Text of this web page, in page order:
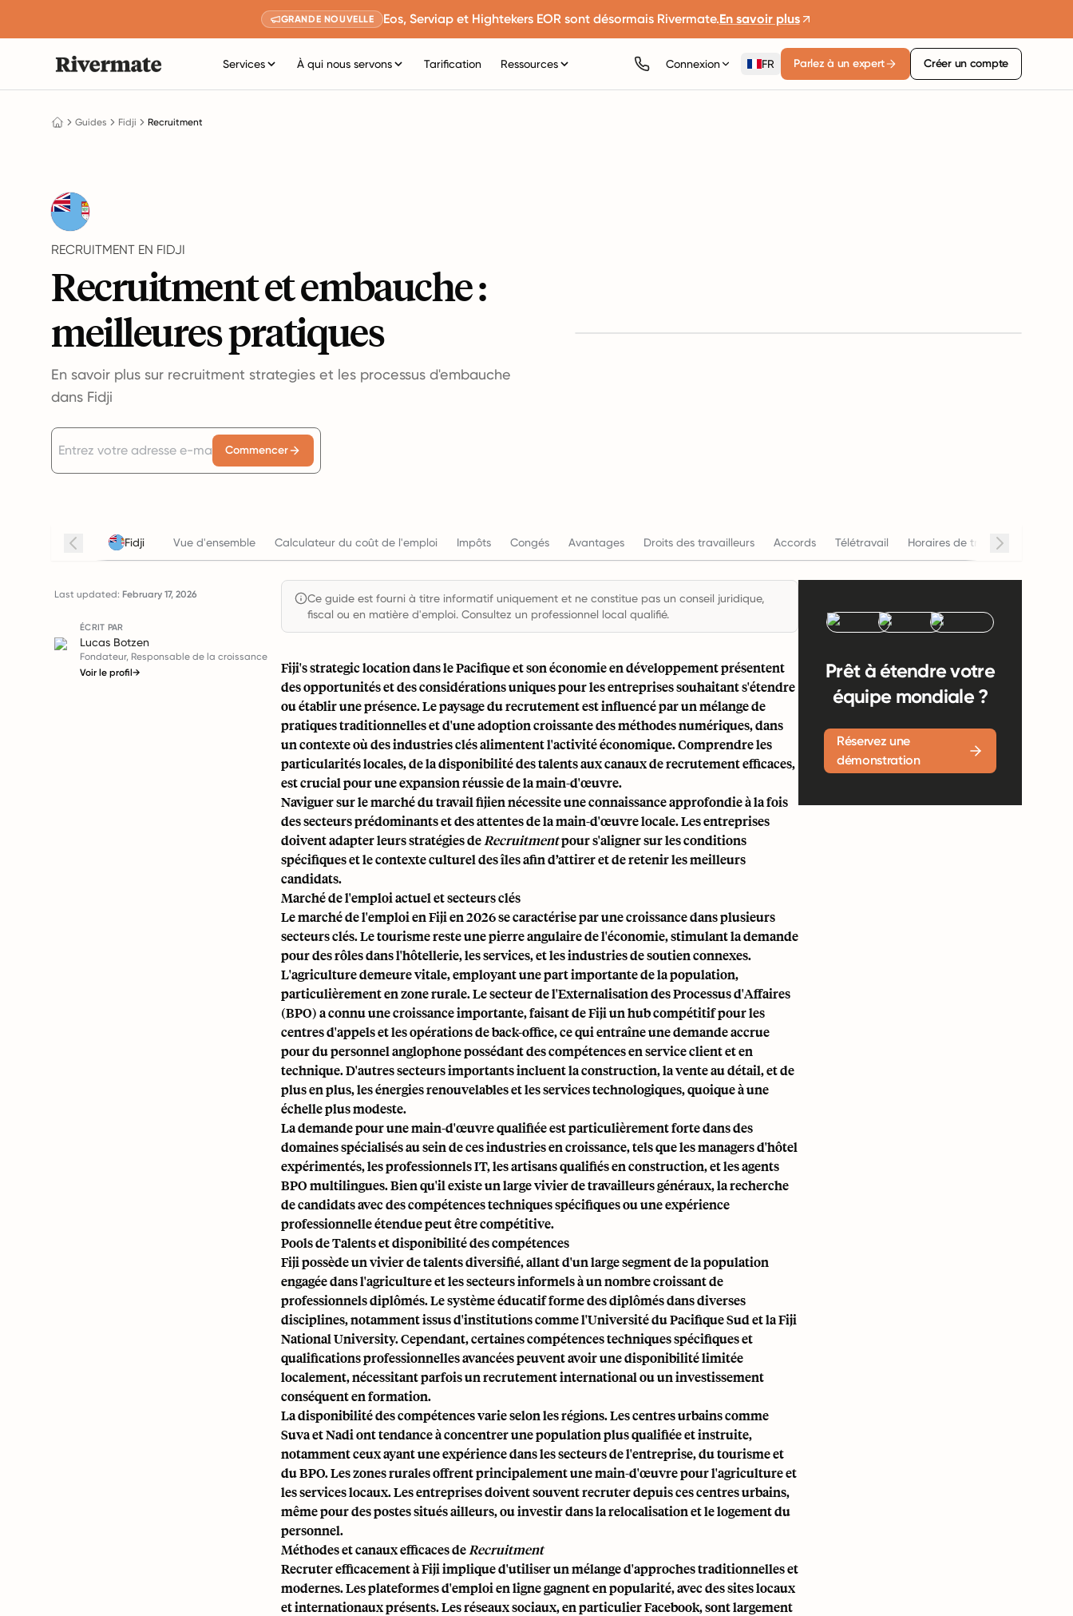
GRANDE NOUVELLE Eos, Serviap et Hightekers EOR sont désormais Rivermate.En savoir plus
Services À qui nous servons Tarification Ressources Connexion FR Parlez à un expert Créer un compte
Guides Fidji Recruitment
RECRUITMENT EN FIDJI
Recruitment et embauche :
meilleures pratiques
En savoir plus sur recruitment strategies et les processus d'embauche
dans Fidji
Commencer
Fidji Vue d'ensemble Calculateur du coût de l'emploi Impôts Congés Avantages Droits des travailleurs Accords Télétravail Horaires de travail
Last updated: February 17, 2026
ÉCRIT PAR
Lucas Botzen
Fondateur, Responsable de la croissance
Voir le profil→
Ce guide est fourni à titre informatif uniquement et ne constitue pas un conseil juridique,
fiscal ou en matière d'emploi. Consultez un professionnel local qualifié.
Fiji's strategic location dans le Pacifique et son économie en développement présentent
des opportunités et des considérations uniques pour les entreprises souhaitant s'étendre
ou établir une présence. Le paysage du recrutement est influencé par un mélange de
pratiques traditionnelles et d'une adoption croissante des méthodes numériques, dans
un contexte où des industries clés alimentent l'activité économique. Comprendre les
particularités locales, de la disponibilité des talents aux canaux de recrutement efficaces,
est crucial pour une expansion réussie de la main-d'œuvre.
Naviguer sur le marché du travail fijien nécessite une connaissance approfondie à la fois
des secteurs prédominants et des attentes de la main-d'œuvre locale. Les entreprises
doivent adapter leurs stratégies de Recruitmentpour s'aligner sur les conditions
spécifiques et le contexte culturel des îles afin d’attirer et de retenir les meilleurs
candidats.
Marché de l'emploi actuel et secteurs clés
Le marché de l'emploi en Fiji en 2026 se caractérise par une croissance dans plusieurs
secteurs clés. Le tourisme reste une pierre angulaire de l'économie, stimulant la demande
pour des rôles dans l'hôtellerie, les services, et les industries de soutien connexes.
L'agriculture demeure vitale, employant une part importante de la population,
particulièrement en zone rurale. Le secteur de l'Externalisation des Processus d'Affaires
(BPO) a connu une croissance importante, faisant de Fiji un hub compétitif pour les
centres d'appels et les opérations de back-office, ce qui entraîne une demande accrue
pour du personnel anglophone possédant des compétences en service client et en
technique. D'autres secteurs importants incluent la construction, la vente au détail, et de
plus en plus, les énergies renouvelables et les services technologiques, quoique à une
échelle plus modeste.
La demande pour une main-d'œuvre qualifiée est particulièrement forte dans des
domaines spécialisés au sein de ces industries en croissance, tels que les managers d'hôtel
expérimentés, les professionnels IT, les artisans qualifiés en construction, et les agents
BPO multilingues. Bien qu'il existe un large vivier de travailleurs généraux, la recherche
de candidats avec des compétences techniques spécifiques ou une expérience
professionnelle étendue peut être compétitive.
Pools de Talents et disponibilité des compétences
Fiji possède un vivier de talents diversifié, allant d'un large segment de la population
engagée dans l'agriculture et les secteurs informels à un nombre croissant de
professionnels diplômés. Le système éducatif forme des diplômés dans diverses
disciplines, notamment issus d'institutions comme l'Université du Pacifique Sud et la Fiji
National University. Cependant, certaines compétences techniques spécifiques et
qualifications professionnelles avancées peuvent avoir une disponibilité limitée
localement, nécessitant parfois un recrutement international ou un investissement
conséquent en formation.
La disponibilité des compétences varie selon les régions. Les centres urbains comme
Suva et Nadi ont tendance à concentrer une population plus qualifiée et instruite,
notamment ceux ayant une expérience dans les secteurs de l'entreprise, du tourisme et
du BPO. Les zones rurales offrent principalement une main-d'œuvre pour l'agriculture et
les services locaux. Les entreprises doivent souvent recruter depuis ces centres urbains,
même pour des postes situés ailleurs, ou investir dans la relocalisation et le logement du
personnel.
Méthodes et canaux efficaces de Recruitment
Recruter efficacement à Fiji implique d'utiliser un mélange d'approches traditionnelles et
modernes. Les plateformes d'emploi en ligne gagnent en popularité, avec des sites locaux
et internationaux présents. Les réseaux sociaux, en particulier Facebook, sont largement
Prêt à étendre votre
équipe mondiale ?
Réservez une
démonstration